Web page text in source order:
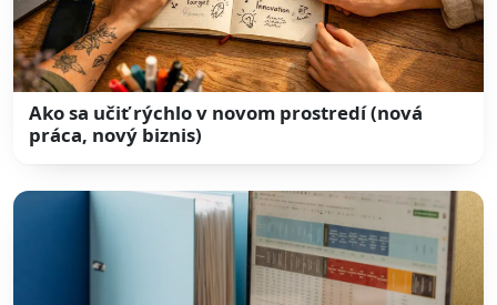
Ako sa učiť rýchlo v novom prostredí (nová
práca, nový biznis)